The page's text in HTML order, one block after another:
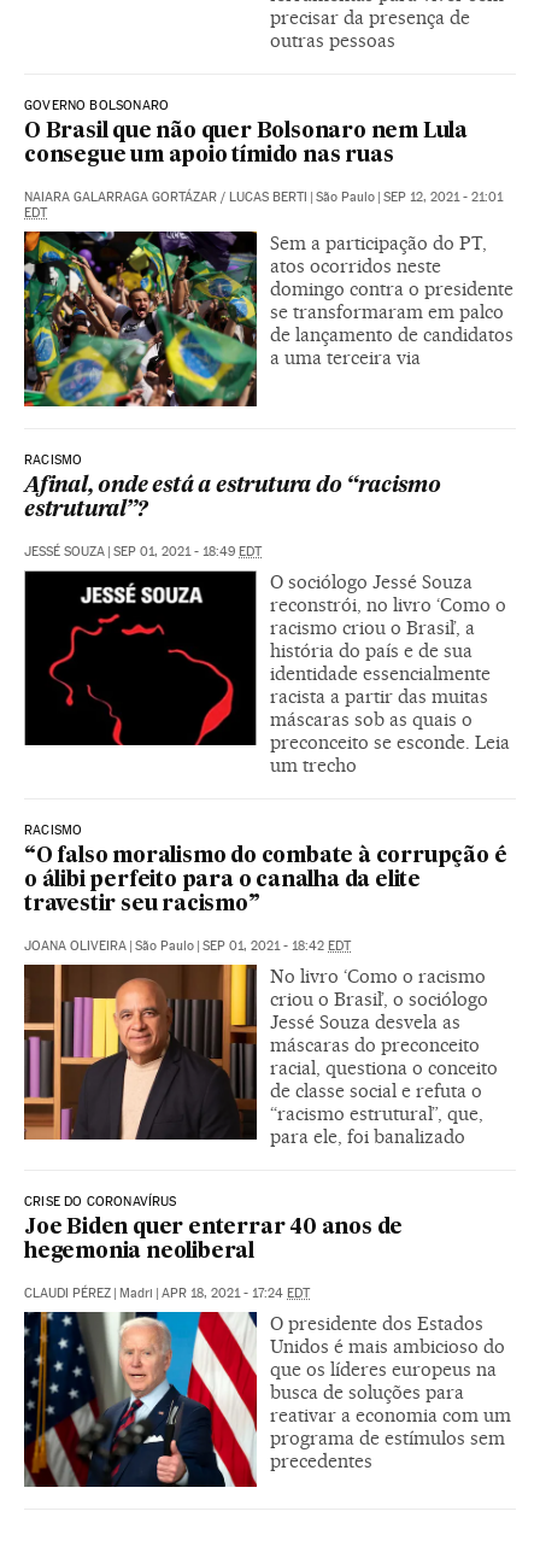
precisar da presença de
outras pessoas
GOVERNO BOLSONARO
O Brasil que não quer Bolsonaro nem Lula
consegue um apoio tímido nas ruas
NAIARA GALARRAGA GORTÁZAR / LUCAS BERTI São Paulo SEP 12, 2021 - 21:01
EDT
Sem a participação do PT,
atos ocorridos neste
domingo contra o presidente
se transformaram em palco
de lançamento de candidatos
a uma terceira via
RACISMO
Afinal, onde está a estrutura do “racismo
estrutural”?
JESSÉ SOUZA SEP 01, 2021 - 18:49 EDT
O sociólogo Jessé Souza
reconstrói, no livro ‘Como o
racismo criou o Brasil’, a
história do país e de sua
identidade essencialmente
racista a partir das muitas
máscaras sob as quais o
preconceito se esconde. Leia
um trecho
RACISMO
“O falso moralismo do combate à corrupção é
o álibi perfeito para o canalha da elite
travestir seu racismo”
JOANA OLIVEIRA São Paulo SEP 01, 2021 - 18:42 EDT
No livro ‘Como o racismo
criou o Brasil’, o sociólogo
Jessé Souza desvela as
máscaras do preconceito
racial, questiona o conceito
de classe social e refuta o
“racismo estrutural”, que,
para ele, foi banalizado
CRISE DO CORONAVÍRUS
Joe Biden quer enterrar 40 anos de
hegemonia neoliberal
CLAUDI PÉREZ Madri APR 18, 2021 - 17:24 EDT
O presidente dos Estados
Unidos é mais ambicioso do
que os líderes europeus na
busca de soluções para
reativar a economia com um
programa de estímulos sem
precedentes